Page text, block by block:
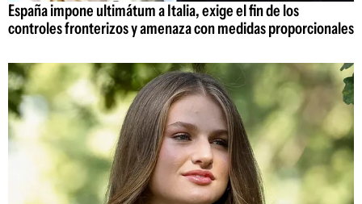
España impone ultimátum a Italia, exige el fin de los
controles fronterizos y amenaza con medidas proporcionales